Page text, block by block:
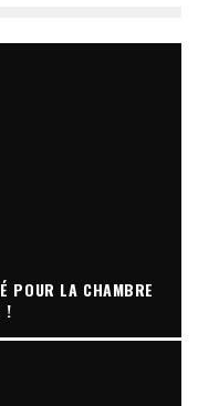
POUR LA CHAMBRE
!